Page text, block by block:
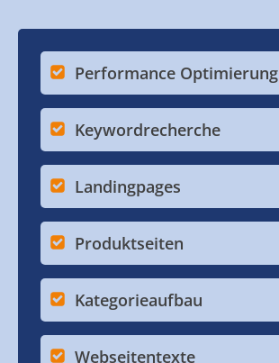
Performance Optimierung
Keywordrecherche
Landingpages
Produktseiten
Kategorieaufbau
Webseitentexte